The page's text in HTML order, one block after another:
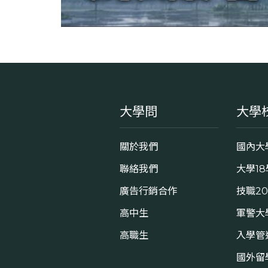
大學問
關於我們
聯絡我們
廣告行銷合作
高中生
高職生
大學
國內大
大學
技職
軍警大
入學管
國外留